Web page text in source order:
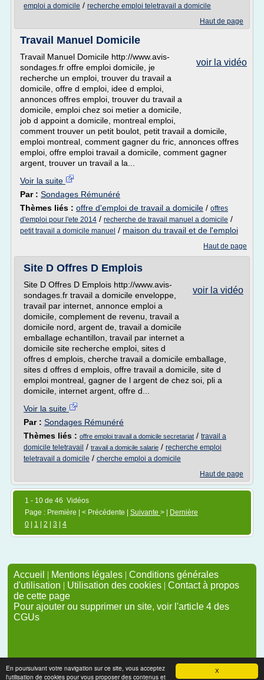
X
En poursuivant votre navigation sur ce site, vous acceptez
l'utilisation de cookies pour vous proposer des contenus et
emploi a domicile / recherche emploi teletravail a domicile
Haut de page
Travail Manuel Domicile
voir la vidéo
Travail Manuel Domicile http://www.avis-
sondages.fr offre emploi domicile, je
recherche un emploi, trouver du travail a
domicile, offre d emploi, idee d emploi,
annonces offres emploi, trouver du travail a
domicile, emploi chez soi metier a domicile,
job d appoint a domicile, montreal emploi,
comment trouver un petit boulot, petit travail a domicile,
emploi montreal, comment gagner du fric, annonces offres
emploi, offre emploi travail a domicile, comment gagner
argent, trouver un travail a la...
Voir la suite
Par : Sondages Rémunéré
Thèmes liés : offre d'emploi de travail a domicile / offres
d'emploi pour l'ete 2014 / recherche de travail manuel a domicile /
petit travail a domicile manuel / maison du travail et de l'emploi
Haut de page
Site D Offres D Emplois
voir la vidéo
Site D Offres D Emplois http://www.avis-
sondages.fr travail a domicile enveloppe,
travail par internet, annonce emploi a
domicile, complement de revenu, travail a
domicile nord, argent de, travail a domicile
emballage echantillon, travail par internet a
domicile site recherche emploi, sites d
offres d emplois, cherche travail a domicile emballage,
sites d offres d emplois, offre travail a domicile, site d
emploi montreal, gagner de l argent de chez soi, pli a
domicile, internet argent, offre d...
Voir la suite
Par : Sondages Rémunéré
Thèmes liés : offre emploi travail a domicile secretariat / travail a
domicile teletravail / travail a domicile salarie / recherche emploi
teletravail a domicile / cherche emploi a domicile
Haut de page
1 - 10 de 46 Vidéos
Page : Première | < Précédente | Suivante > |
Dernière
0
1 2 3 4
Accueil | Mentions légales | Conditions générales
d'utilisation | Utilisation des cookies | Contact à propos
de cette page
Pour ajouter ou supprimer un site, voir l'article 4 des
CGUs